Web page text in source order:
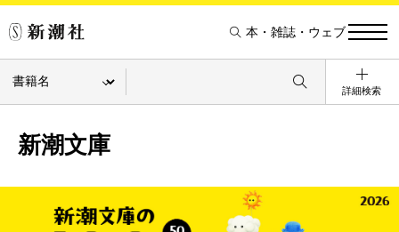
本・雑誌・ウェブ
詳細検索
新潮文庫